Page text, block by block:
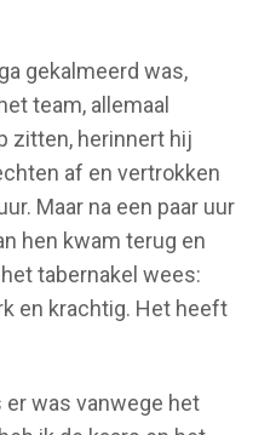
gekalmeerd was,
team, allemaal
zitten, herinnert hij
af en vertrokken
Maar na een paar uur
hen kwam terug en
tabernakel wees:
en krachtig. Het heeft
er was vanwege het